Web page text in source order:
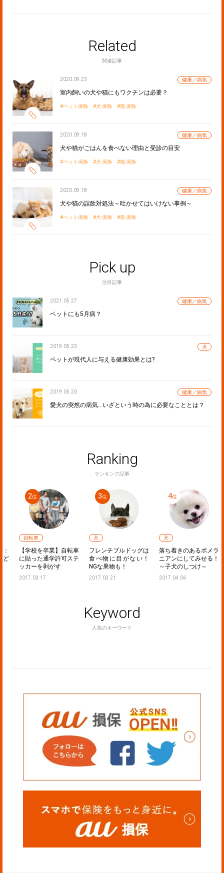
Related
関連記事
2020.09.23 健康／病気
室内飼いの犬や猫にもワクチンは必要？
ペット保険 犬 保険 猫 保険
2020.09.18 健康／病気
犬や猫がごはんを食べない理由と受診の目安
ペット保険 犬 保険 猫 保険
2020.09.18 健康／病気
犬や猫の誤飲対処法～吐かせてはいけない事例～
ペット保険 犬 保険 猫 保険
Pick up
注目記事
2021.05.27 健康／病気
ペットにも5月病？
2019.05.23 犬
ペットが現代人に与える健康効果とは?
2019.05.20 健康／病気
愛犬の突然の病気…いざという時の為に必要なこととは？
Ranking
ランキング記事
自転車
【学校を卒業】自転車
に貼った通学許可ステ
ッカーを剥がす
2017.03.17
犬
フレンチブルドッグは
食べ物に目がない！
NGな果物も！
2017.03.21
犬
落ち着きのあるポメラ
ニアンにしてみせる！
～子犬のしつけ～
2017.04.06
Keyword
人気のキーワード